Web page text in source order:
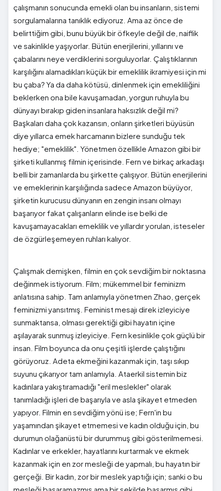
çalışmanın sonucunda emekli olan bu insanların, sistemi
sorgulamalarına tanıklık ediyoruz. Ama az önce de
belirttiğim gibi, bunu büyük bir öfkeyle değil de, naiflik
ve sakinlikle yaşıyorlar. Bütün enerjilerini, yıllarını ve
çabalarını neye verdiklerini sorguluyorlar. Çalıştıklarının
karşılığını alamadıkları küçük bir emeklilik ikramiyesi için mi
bu çaba? Ya da daha kötüsü, dinlenmek için emekliliğini
beklerken ona bile kavuşamadan, yorgun ruhuyla bu
dünyayı bırakıp giden insanlara haksızlık değil mi?
Başkaları daha çok kazansın, onların şirketleri büyüsün
diye yıllarca emek harcamanın bizlere sunduğu tek
hediye; "emeklilik". Yönetmen özellikle Amazon gibi bir
şirketi kullanmış filmin içerisinde. Fern ve birkaç arkadaşı
belli bir zamanlarda bu şirkette çalışıyor. Bütün enerjilerini
ve emeklerinin karşılığında sadece Amazon büyüyor,
şirketin kurucusu dünyanın en zengin insanı olmayı
başarıyor fakat çalışanların elinde ise belki de
kavuşamayacakları emeklilik ve yıllardır yorulan, isteseler
de özgürleşemeyen ruhları kalıyor.
Çalışmak demişken, filmin en çok sevdiğim bir noktasına
değinmek istiyorum. Film; mükemmel bir feminizm
anlatısına sahip. Tam anlamıyla yönetmen Zhao, gerçek
feminizmi yansıtmış. Feminist mesajı direk izleyiciye
sunmaktansa, olması gerektiği gibi hayatın içine
aşılayarak sunmuş izleyiciye. Fern kesinlikle çok güçlü bir
insan. Film boyunca da onu çeşitli işlerde çalıştığını
görüyoruz. Adeta ekmeğini kazanmak için, taşı sıkıp
suyunu çıkarıyor tam anlamıyla. Ataerkil sistemin biz
kadınlara yakıştıramadığı "eril meslekler" olarak
tanımladığı işleri de başarıyla ve asla şikayet etmeden
yapıyor. Filmin en sevdiğim yönü ise; Fern'in bu
yaşamından şikayet etmemesi ve kadın olduğu için, bu
durumun olağanüstü bir durummuş gibi gösterilmemesi.
Kadınlar ve erkekler, hayatlarını kurtarmak ve ekmek
kazanmak için en zor mesleği de yapmalı, bu hayatın bir
gerçeği. Bir kadın, zor bir meslek yaptığı için; sanki o bu